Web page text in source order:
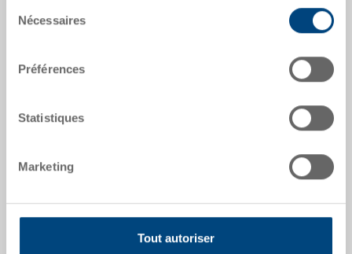
Nécessaires
Préférences
Statistiques
Marketing
Tout autoriser
demande
Données techniques
La valise en matière plastique haut de gamme vous